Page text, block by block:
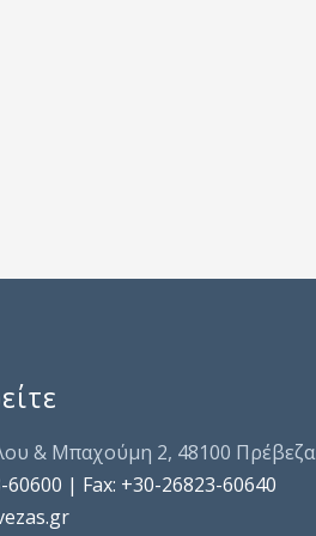
& Μπαχούμη 2, 48100 Πρέβεζα
| Fax: +30-26823-60640